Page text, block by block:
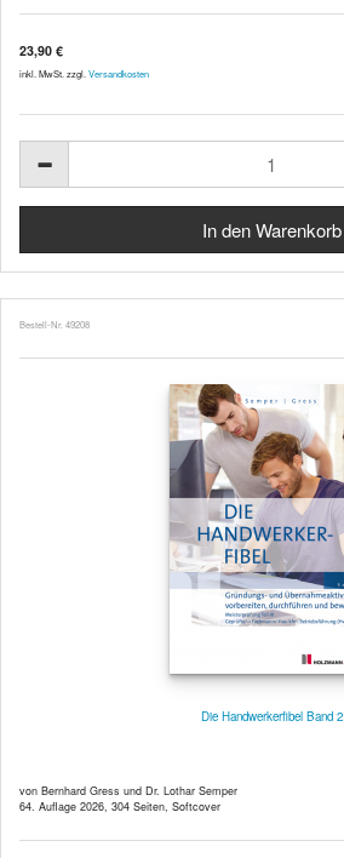
23,90 €
inkl. MwSt. zzgl. Versandkosten
Bestell-Nr. 49208
Die Handwerkerfibel Band 2
von Bernhard Gress und Dr. Lothar Semper
64. Auflage 2026, 304 Seiten, Softcover